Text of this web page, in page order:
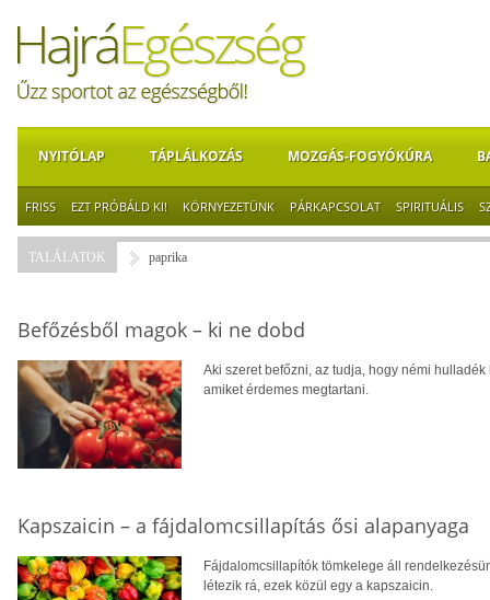
NYITÓLAP TÁPLÁLKOZÁS MOZGÁS-FOGYÓKÚRA
FRISS EZT PRÓBÁLD KI! KÖRNYEZETÜNK PÁRKAPCSOLAT SPIRITUÁLIS
TALÁLATOK paprika
Befőzésből magok – ki ne dobd
Aki szeret befőzni, az tudja, hogy némi
amiket érdemes megtartani.
Kapszaicin – a fájdalomcsillapítás ősi alapanyaga
Fájdalomcsillapítók tömkelege áll
létezik rá, ezek közül egy a kapszaicin.